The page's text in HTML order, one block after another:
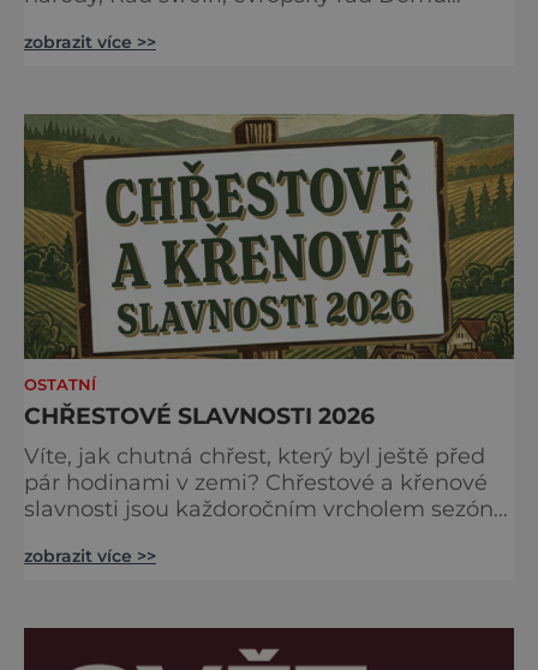
vojensko-historických skupin a Národní
proběhne v sobotu 16. května v Brandýs nad
Labem-Staré Boleslavi. Akci již tradičně
zahájíme přivítáním historick
zobrazit více >>
OSTATNÍ
CHŘESTOVÉ SLAVNOSTI 2026
Víte, jak chutná chřest, který byl ještě před
pár hodinami v zemi? Chřestové a křenové
slavnosti jsou každoročním vrcholem sezóny,
společně oslavily „bílé a zelené zlato“
zobrazit více >>